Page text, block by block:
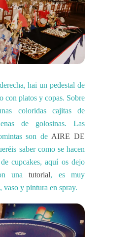
hai un pedestal de
con platos y copas. Sobre
coloridas cajitas de
de golosinas. Las
son de AIRE DE
saber como se hacen
cupcakes, aquí os dejo
unatutorial, es muy
vaso y pintura en spray.